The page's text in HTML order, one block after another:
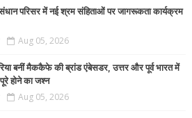
परिसर में नई श्रम संहिताओं पर जागरूकता कार्यक्रम
Aug 05, 2026
बनीं मैककैफे की ब्रांड एंबेसडर, उत्तर और पूर्व भारत में
होने का जश्न
Aug 05, 2026